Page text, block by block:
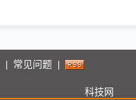
常见问题
科技网